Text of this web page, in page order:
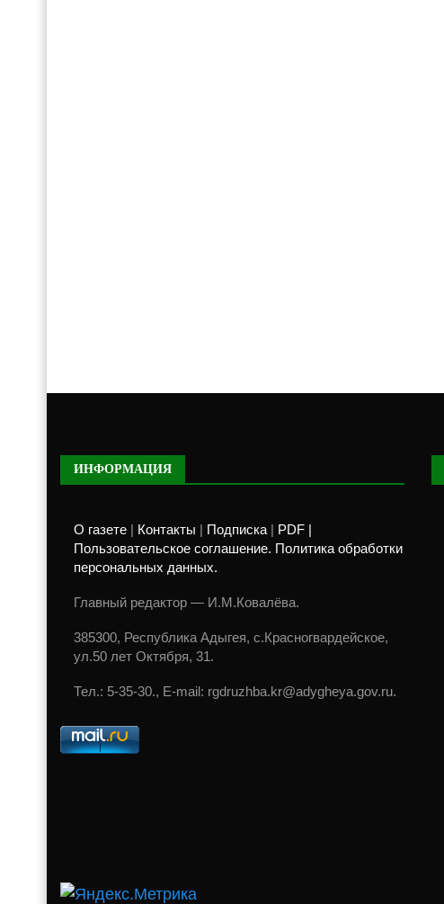
ИНФОРМАЦИЯ
О газете Контакты Подписка
PDF |
Пользовательское соглашение. Политика обработки
персональных данных.
Главный редактор — И.М.Ковалёва.
385300, Республика Адыгея, с.Красногвардейское,
ул.50 лет Октября, 31.
Тел.: 5-35-30., E-mail: rgdruzhba.kr@adygheya.gov.ru.